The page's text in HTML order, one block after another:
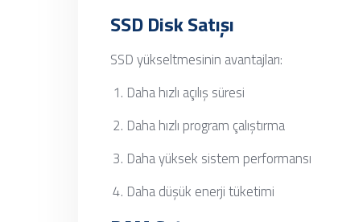
SSD Disk Satışı
SSD yükseltmesinin avantajları:
Daha hızlı açılış süresi
Daha hızlı program çalıştırma
Daha yüksek sistem performansı
Daha düşük enerji tüketimi